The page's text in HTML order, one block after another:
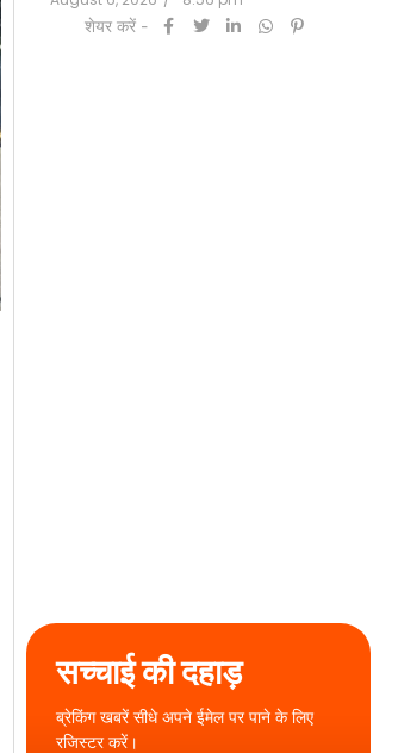
शेयर करें -
सच्चाई की दहाड़
ब्रेकिंग खबरें सीधे अपने ईमेल पर पाने के लिए
रजिस्टर करें।